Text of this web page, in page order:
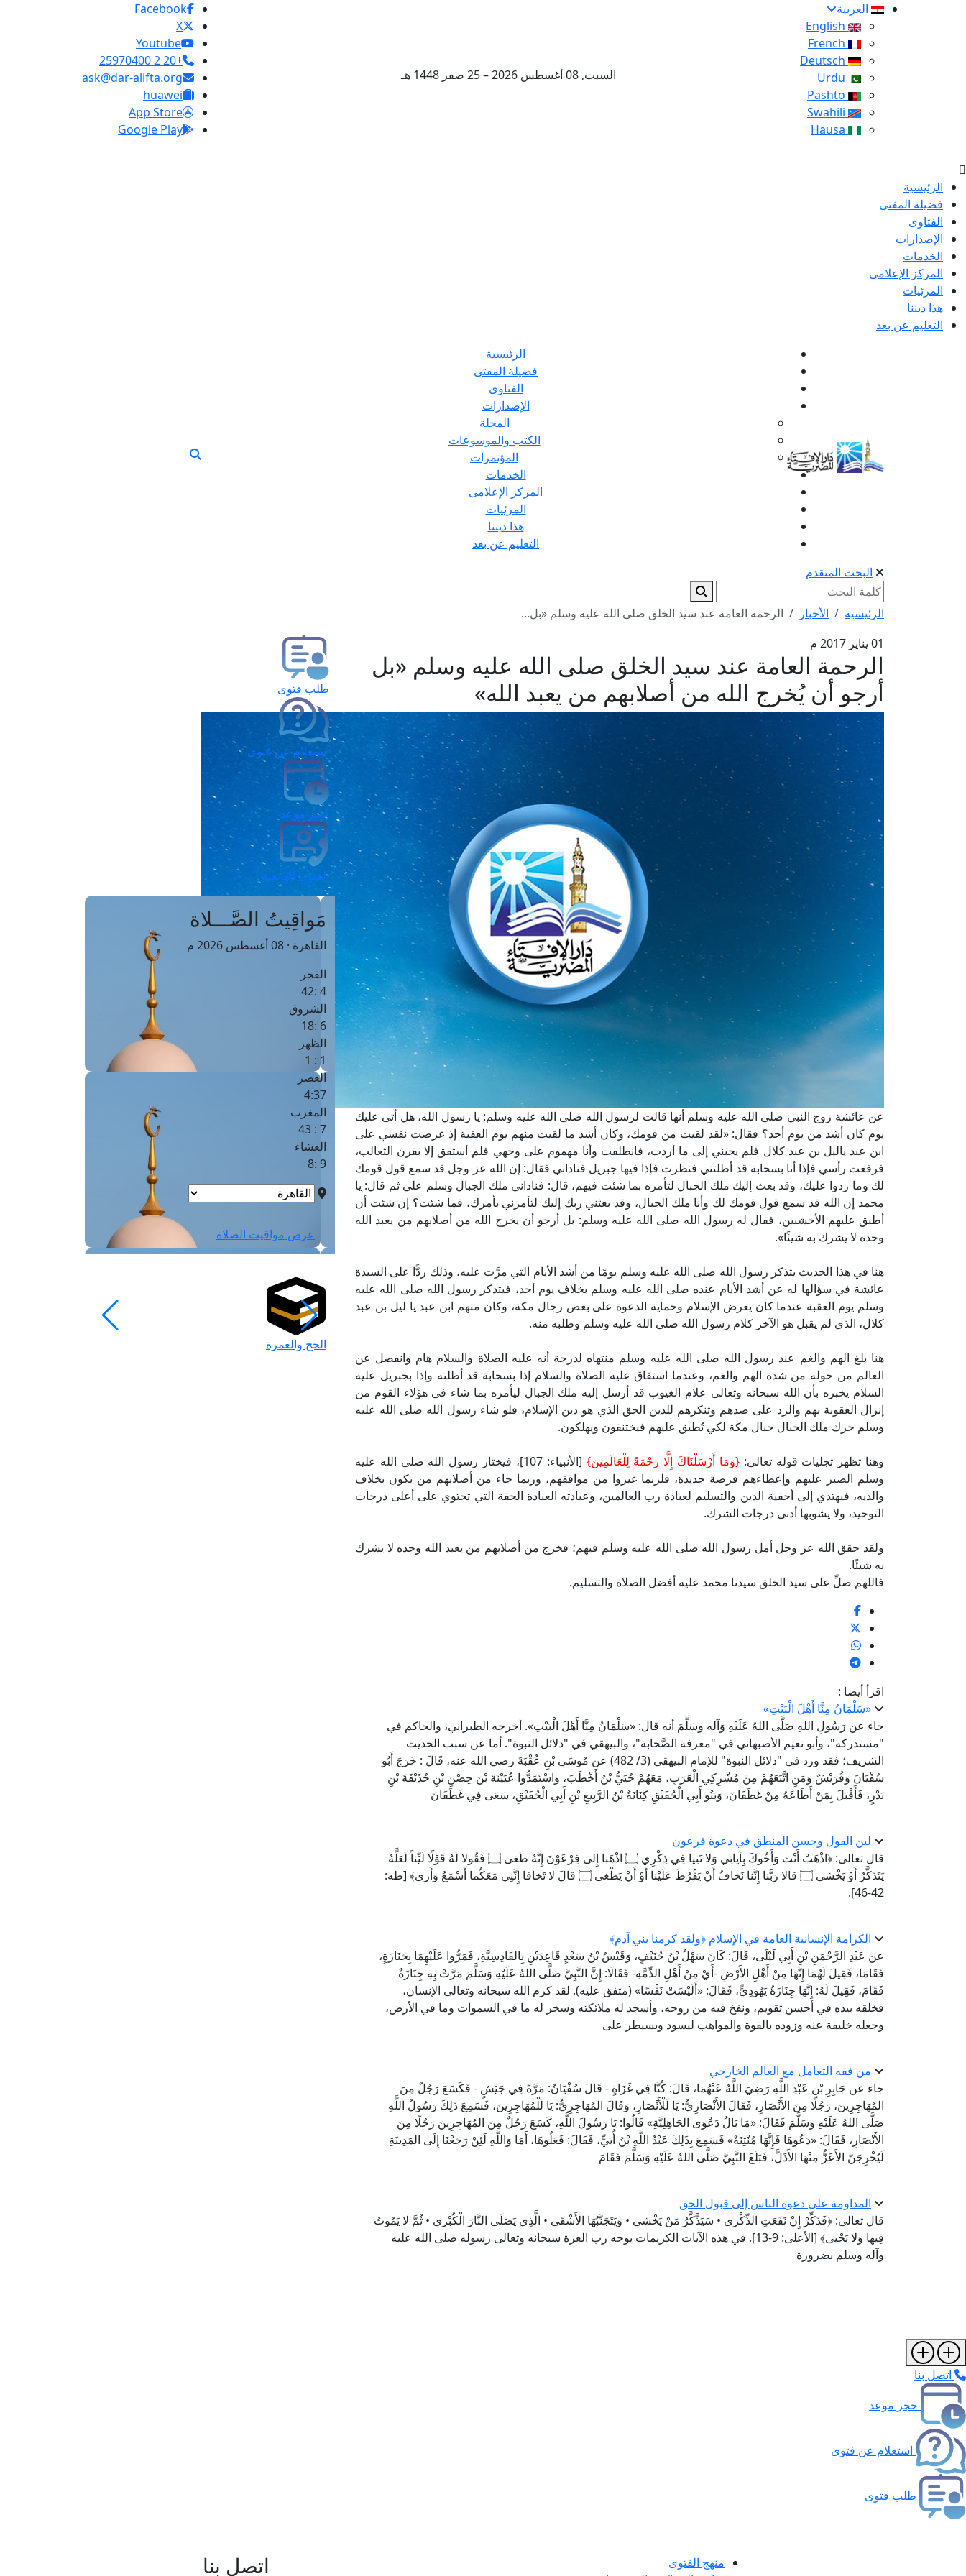
العربية
السبت, 08 أغسطس 2026 – 25 صفر 1448 هـ
Facebook
X
Youtube
+20 2 25970400
ask@dar-alifta.org
huawei
App Store
Google Play
الرئيسية
فضيلة المفتى
الفتاوى
الإصدارات
الخدمات
المركز الإعلامى
المرئيات
هذا ديننا
التعليم عن بعد
الرئيسية
فضيلة المفتى
الفتاوى
الإصدارات
المجلة
الكتب والموسوعات
المؤتمرات
الخدمات
المركز الإعلامى
المرئيات
هذا ديننا
التعليم عن بعد
البحث المتقدم
الرئيسية الأخبار
الرحمة العامة عند سيد الخلق صلى الله عليه وسلم «بل...
01 يناير 2017 م
الرحمة العامة عند سيد الخلق صلى الله عليه وسلم «بل
أرجو أن يُخرج الله من أصلابهم من يعبد الله»
عن عائشة زوج النبي صلى الله عليه وسلم أنها قالت لرسول الله صلى الله عليه وسلم: يا رسول الله، هل أتى عليك
يوم كان أشد من يوم أحد؟ فقال: «لقد لقيت من قومك، وكان أشد ما لقيت منهم يوم العقبة إذ عرضت نفسي على
ابن عبد ياليل بن عبد كلال فلم يجبني إلى ما أردت، فانطلقت وأنا مهموم على وجهي فلم أستفق إلا بقرن الثعالب،
فرفعت رأسي فإذا أنا بسحابة قد أظلتني فنظرت فإذا فيها جبريل فناداني فقال: إن الله عز وجل قد سمع قول قومك
لك وما ردوا عليك، وقد بعث إليك ملك الجبال لتأمره بما شئت فيهم، قال: فناداني ملك الجبال وسلم علي ثم قال: يا
محمد إن الله قد سمع قول قومك لك وأنا ملك الجبال، وقد بعثني ربك إليك لتأمرني بأمرك، فما شئت؟ إن شئت أن
أطبق عليهم الأخشبين، فقال له رسول الله صلى الله عليه وسلم: بل أرجو أن يخرج الله من أصلابهم من يعبد الله
وحده لا يشرك به شيئًا».
هنا في هذا الحديث يتذكر رسول الله صلى الله عليه وسلم يومًا من أشد الأيام التي مرَّت عليه، وذلك ردًّا على السيدة
عائشة في سؤالها له عن أشد الأيام عنده صلى الله عليه وسلم بخلاف يوم أحد، فيتذكر رسول الله صلى الله عليه
وسلم يوم العقبة عندما كان يعرض الإسلام وحماية الدعوة على بعض رجال مكة، وكان منهم ابن عبد يا ليل بن عبد
كلال، الذي لم يقبل هو الآخر كلام رسول الله صلى الله عليه وسلم وطلبه منه.
هنا بلغ الهم والغم عند رسول الله صلى الله عليه وسلم منتهاه لدرجة أنه عليه الصلاة والسلام هام وانفصل عن
العالم من حوله من شدة الهم والغم، وعندما استفاق عليه الصلاة والسلام إذا بسحابة قد أظلته وإذا بجبريل عليه
السلام يخبره بأن الله سبحانه وتعالى علام الغيوب قد أرسل إليه ملك الجبال ليأمره بما شاء في هؤلاء القوم من
إنزال العقوبة بهم والرد على صدهم وتنكرهم للدين الحق الذي هو دين الإسلام، فلو شاء رسول الله صلى الله عليه
وسلم حرك ملك الجبال جبال مكة لكي تُطبق عليهم فيختنقون ويهلكون.
وهنا تظهر تجليات قوله تعالى:{وَمَا أَرْسَلْنَاكَ إِلَّا رَحْمَةً لِلْعَالَمِينَ}
[الأنبياء: 107]، فيختار رسول الله صلى الله عليه
وسلم الصبر عليهم وإعطاءهم فرصة جديدة، فلربما غيروا من مواقفهم، وربما جاء من أصلابهم من يكون بخلاف
والديه، فيهتدي إلى أحقية الدين والتسليم لعبادة رب العالمين، وعبادته العبادة الحقة التي تحتوي على أعلى درجات
التوحيد، ولا يشوبها أدنى درجات الشرك.
ولقد حقق الله عز وجل أمل رسول الله صلى الله عليه وسلم فيهم؛ فخرج من أصلابهم من يعبد الله وحده لا يشرك
به شيئًا.
فاللهم صلِّ على سيد الخلق سيدنا محمد عليه أفضل الصلاة والتسليم.
اقرأ أيضا :
«سَلْمَانُ مِنَّا أَهْلَ الْبَيْتِ»
جاء عن رَسُولِ اللهِ صَلَّى اللهُ عَلَيْهِ وَآله وسَلَّمَ أنه قال: «سَلْمَانُ مِنَّا أَهْلَ الْبَيْتِ». أخرجه الطبراني، والحاكم في
"مستدركه"، وأبو نعيم الأصبهاني في "معرفة الصَّحابة"، والبيهقي في "دلائل النبوة". أما عن سبب الحديث
الشريف؛ فقد ورد في "دلائل النبوة" للإمام البيهقي (3/ 482) عن مُوسَى بْنِ عُقْبَةَ رضي الله عنه، قَالَ : خَرَجَ أَبُو
سُفْيَانَ وَقُرَيْشٌ وَمَنِ اتَّبَعَهُمْ مِنْ مُشْرِكِي الْعَرَبِ، مَعَهُمْ حُيَيُّ بْنُ أَخْطَبَ، وَاسْتَمَدُّوا عُيَيْنَةَ بْنَ حِصْنِ بْنِ حُذَيْفَةَ بْنِ
بَدْرٍ، فَأَقْبَلَ بِمَنْ أَطَاعَهُ مِنْ غَطَفَانَ، وَبَنُو أَبِي الْحُقَيْقِ كِنَانَةُ بْنُ الرَّبِيعِ بْنِ أَبِي الْحُقَيْقِ، سَعَى فِي غَطَفَانَ
لين القول وحسن المنطق في دعوة فرعون
قال تعالى: ﴿اذْهَبْ أَنْتَ وَأَخُوكَ بِآياتِي وَلا تَنِيا فِي ذِكْرِي ۝ اذْهَبا إِلى فِرْعَوْنَ إِنَّهُ طَغى ۝ فَقُولا لَهُ قَوْلًا لَيِّناً لَعَلَّهُ
يَتَذَكَّرُ أَوْ يَخْشى ۝ قالا رَبَّنا إِنَّنا نَخافُ أَنْ يَفْرُطَ عَلَيْنا أَوْ أَنْ يَطْغى ۝ قالَ لا تَخافا إِنَّنِي مَعَكُما أَسْمَعُ وَأَرى﴾ [طه:
42-46].
الكرامة الإنسانية العامة في الإسلام ﴿ولقد كرمنا بني آدم﴾
عن عَبْدِ الرَّحْمَنِ بْنِ أَبِي لَيْلَى، قَالَ: كَانَ سَهْلُ بْنُ حُنَيْفٍ، وَقَيْسُ بْنُ سَعْدٍ قَاعِدَيْنِ بِالقَادِسِيَّةِ، فَمَرُّوا عَلَيْهِمَا بِجَنَازَةٍ،
فَقَامَا، فَقِيلَ لَهُمَا إِنَّهَا مِنْ أَهْلِ الأَرْضِ -أَيْ مِنْ أَهْلِ الذِّمَّةِ- فَقَالَا: إِنَّ النَّبِيَّ صَلَّى اللهُ عَلَيْهِ وَسَلَّمَ مَرَّتْ بِهِ جِنَازَةٌ
فَقَامَ، فَقِيلَ لَهُ: إِنَّهَا جِنَازَةُ يَهُودِيٍّ، فَقَالَ: «أَلَيْسَتْ نَفْسًا» (متفق عليه). لقد كرم الله سبحانه وتعالى الإنسان،
فخلقه بيده في أحسن تقويم، ونفخ فيه من روحه، وأسجد له ملائكته وسخر له ما في السموات وما في الأرض،
وجعله خليفة عنه وزوده بالقوة والمواهب ليسود ويسيطر على
من فقه التعامل مع العالم الخارجي
جاء عن جَابِرِ بْنِ عَبْدِ اللَّهِ رَضِيَ اللَّهُ عَنْهُمَا، قَالَ: كُنَّا فِي غَزَاةٍ - قَالَ سُفْيَانُ: مَرَّةً فِي جَيْشٍ - فَكَسَعَ رَجُلٌ مِنَ
المُهَاجِرِينَ، رَجُلًا مِنَ الأَنْصَارِ، فَقَالَ الأَنْصَارِيُّ: يَا لَلْأَنْصَارِ، وَقَالَ المُهَاجِرِيُّ: يَا لَلْمُهَاجِرِينَ، فَسَمِعَ ذَلِكَ رَسُولُ اللَّهِ
صَلَّى اللهُ عَلَيْهِ وَسَلَّمَ فَقَالَ: «مَا بَالُ دَعْوَى الجَاهِلِيَّةِ» قَالُوا: يَا رَسُولَ اللَّهِ، كَسَعَ رَجُلٌ مِنَ المُهَاجِرِينَ رَجُلًا مِنَ
الأَنْصَارِ، فَقَالَ: «دَعُوهَا فَإِنَّهَا مُنْتِنَةٌ» فَسَمِعَ بِذَلِكَ عَبْدُ اللَّهِ بْنُ أُبَيٍّ، فَقَالَ: فَعَلُوهَا، أَمَا وَاللَّهِ لَئِنْ رَجَعْنَا إِلَى المَدِينَةِ
لَيُخْرِجَنَّ الأَعَزُّ مِنْهَا الأَذَلَّ، فَبَلَغَ النَّبِيَّ صَلَّى اللهُ عَلَيْهِ وَسَلَّمَ فَقَامَ
المداومة على دعوة الناس إلى قبول الحق
قال تعالى: ﴿فَذَكِّرْ إِنْ نَفَعَتِ الذِّكْرى • سَيَذَّكَّرُ مَنْ يَخْشى • وَيَتَجَنَّبُهَا الْأَشْقَى • الَّذِي يَصْلَى النَّارَ الْكُبْرى • ثُمَّ لا يَمُوتُ
فِيها وَلا يَحْيى﴾ [الأعلى: 9-13]. في هذه الآيات الكريمات يوجه رب العزة سبحانه وتعالى رسوله صلى الله عليه
وآله وسلم بضرورة
طلب فتوى
استعلام عن فتوى
حجز موعد
الفتوى الهاتفية
مَواقِيتُ الصَّـــلاة
القاهرة · 08 أغسطس 2026 م
الفجر
4 :42
الشروق
6 :18
الظهر
1 : 1
العصر
4:37
المغرب
7 : 43
العشاء
9 :8
عرض مواقيت الصلاة
الحج والعمرة
اتصل بنا
حجز موعد
استعلام عن فتوى
طلب فتوى
منهج الفتوى
اتصل بنا